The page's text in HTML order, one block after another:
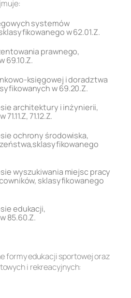
systemów
w 62.01.Z.
prawnego,
69.10.Z.
księgowej i doradztwa
w 69.20.Z.
architektury i inżynierii,
71.12.Z.
ochrony środowiska,
wyszukiwania miejsc pracy
sklasyfikowanego
edukacji,
85.60.Z.
formy edukacji sportowej oraz
i rekreacyjnych: